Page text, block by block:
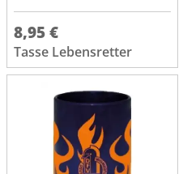
8,95 €
Tasse Lebensretter